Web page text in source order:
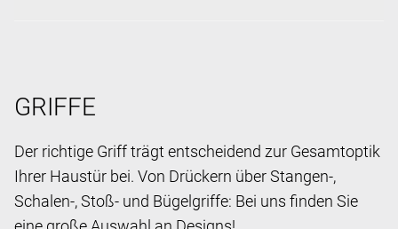
GRIFFE
Der richtige Griff trägt entscheidend zur Gesamtoptik
Ihrer Haustür bei. Von Drückern über Stangen-,
Schalen-, Stoß- und Bügelgriffe: Bei uns finden Sie